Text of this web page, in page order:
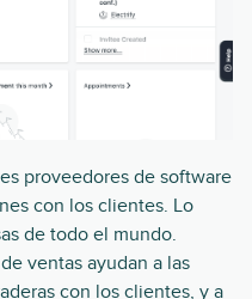
proveedores de software
con los clientes. Lo
de todo el mundo.
ventas ayudan a las
con los clientes, y a